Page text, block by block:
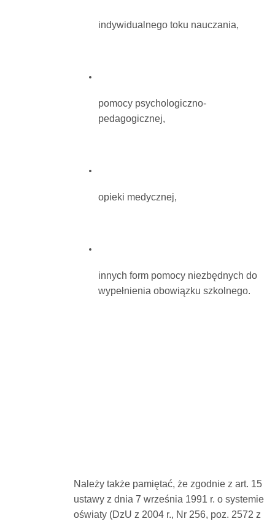
indywidualnego toku nauczania,
pomocy psychologiczno-
pedagogicznej,
opieki medycznej,
innych form pomocy niezbędnych do
wypełnienia obowiązku szkolnego.
Należy także pamiętać, że zgodnie z art. 15
ustawy z dnia 7 września 1991 r. o systemie
oświaty (DzU z 2004 r., Nr 256, poz. 2572 z